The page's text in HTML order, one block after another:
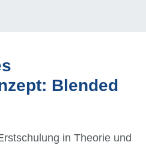
Blended
in Theorie und